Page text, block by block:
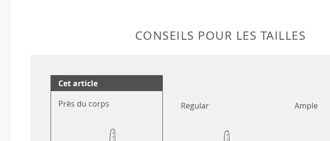
CONSEILS POUR LES TAILLES
Cet article
Près du corps
Regular Ample